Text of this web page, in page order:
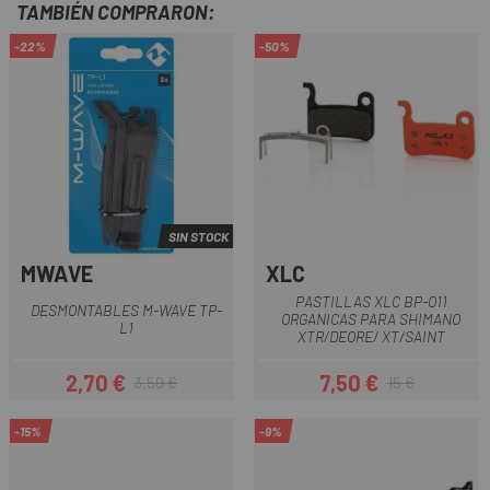
TAMBIÉN COMPRARON:
-22%
SIN STOCK
MWAVE
DESMONTABLES M-WAVE TP-
L1
Precio
2,70 €Precio regular
3,50 €
-50%
XLC
PASTILLAS XLC BP-O11
ORGANICAS PARA SHIMANO
XTR/DEORE/ XT/SAINT
Precio
7,50 €Precio regular
15 €
-15% -9%